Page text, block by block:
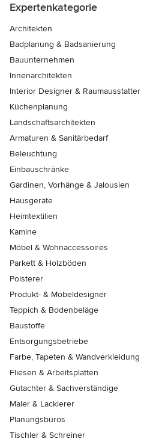
Expertenkategorie
Architekten
Badplanung & Badsanierung
Bauunternehmen
Innenarchitekten
Interior Designer & Raumausstatter
Küchenplanung
Landschaftsarchitekten
Armaturen & Sanitärbedarf
Beleuchtung
Einbauschränke
Gardinen, Vorhänge & Jalousien
Hausgeräte
Heimtextilien
Kamine
Möbel & Wohnaccessoires
Parkett & Holzböden
Polsterer
Produkt- & Möbeldesigner
Teppich & Bodenbeläge
Baustoffe
Entsorgungsbetriebe
Farbe, Tapeten & Wandverkleidung
Fliesen & Arbeitsplatten
Gutachter & Sachverständige
Maler & Lackierer
Planungsbüros
Tischler & Schreiner